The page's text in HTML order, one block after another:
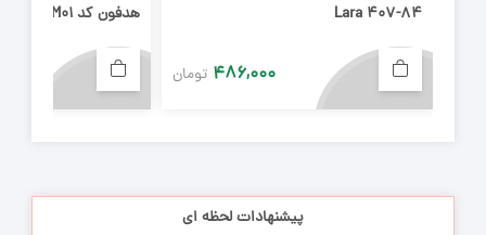
Lara 407-84
۴۸۶,۰۰۰ تومان
هدفون کد M01
پیشنهادات لحظه ای